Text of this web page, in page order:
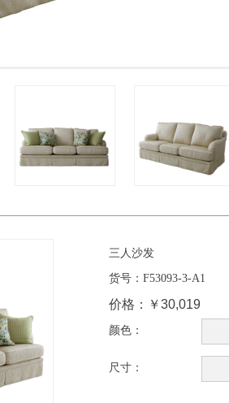
三人沙发
货号： F53093-3-A1
价格： ￥30,019
颜色：
尺寸：